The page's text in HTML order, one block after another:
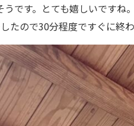
です。とても嬉しいですね。
たので30分程度ですぐに終わ